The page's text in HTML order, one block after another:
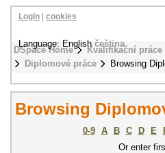
DSpace Home Kvalifikační
Diplomové práce
Browsing
Login cookies
Language: Englishčeština
Browsing
0-9 A B C D E
Or enter